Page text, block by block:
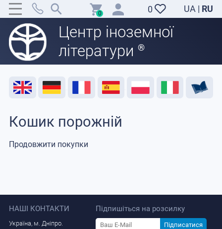
0 UA | RU
Центр іноземної
літератури ®
0
Акція Розпродаж Відгуки Підтримка викладачів
Кошик порожній
Продовжити покупки
НАШІ КОНТАКТИ
Україна, м. Дніпро.
Підпишіться на розсилку
Підписатися